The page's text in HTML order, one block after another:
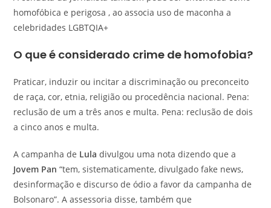
homofóbica e perigosa , ao associa uso de maconha a
celebridades LGBTQIA+
O que é considerado crime de homofobia?
Praticar, induzir ou incitar a discriminação ou preconceito
de raça, cor, etnia, religião ou procedência nacional. Pena:
reclusão de um a três anos e multa. Pena: reclusão de dois
a cinco anos e multa.
A campanha de Lula divulgou uma nota dizendo que a
Jovem Pan “tem, sistematicamente, divulgado fake news,
desinformação e discurso de ódio a favor da campanha de
Bolsonaro”. A assessoria disse, também que